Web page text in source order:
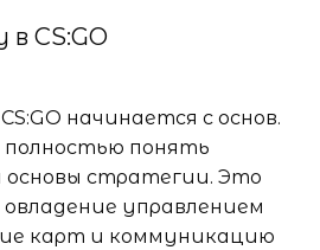
CS:GO
начинается с основ.
понять
основы стратегии. Это
управлением
карт и коммуникацию